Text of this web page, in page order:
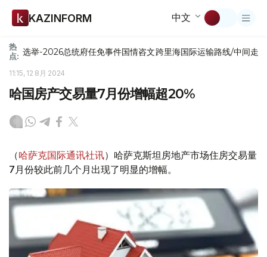
KAZINFORM 中文
热
点: 选举-2026总统府任免事件国情咨文跨里海国际运输路线/中间走廊
11:15, 12 8月 2024
哈国房产交易量7月份增幅超20%
（哈萨克国际通讯社讯）哈萨克斯坦房地产市场住房交易量
7月份较此前几个月出现了明显的增幅。